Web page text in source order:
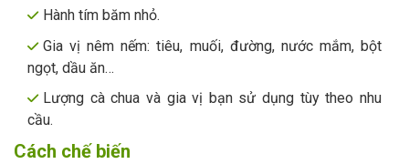
Hành tím băm nhỏ.
Gia vị nêm nếm: tiêu, muối, đường, nước mắm, bột
ngọt, dầu ăn…
Lượng cà chua và gia vị bạn sử dụng tùy theo nhu
cầu.
Cách chế biến